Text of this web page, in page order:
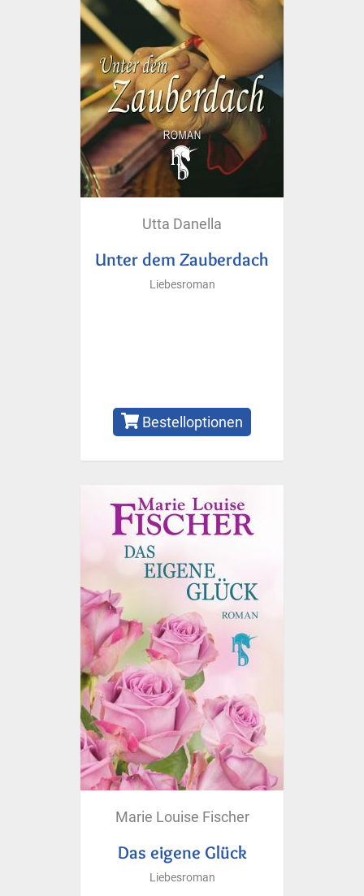
Utta Danella
Unter dem Zauberdach
Liebesroman
Bestelloptionen
Marie Louise Fischer
Das eigene Glück
Liebesroman